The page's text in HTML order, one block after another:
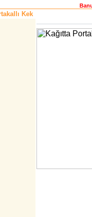
Kek